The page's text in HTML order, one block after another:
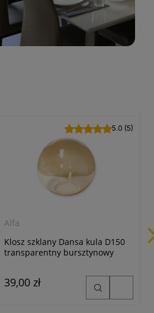
Alfa
Klosz szklany Dansa kula D150
transparentny bursztynowy
5.0 (5)
39,00 zł